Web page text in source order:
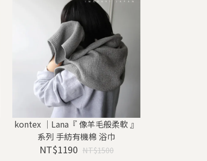
kontex ｜Lana『 像羊毛般柔軟 』
系列 手紡有機棉 浴巾
NT$1190 NT$1500